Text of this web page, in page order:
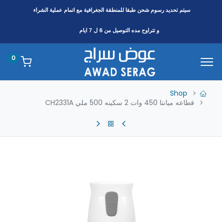
سيتم تحديد رسوم شحن طبقا للمنطقةالجغرافية مع اتمام عملية الشراء
و تتراوح مده التوصيل من 6 ل 7 ايام
0
Shop
قطاعه ميانتا 450 وات 2 سكينه 500 ملي CH2331A